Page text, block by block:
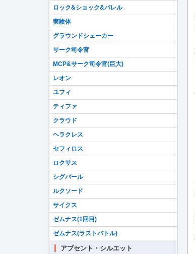
ロック&ショック&バレル
実験体
グラウンドシェーカー
サーク司令官
MCP&サーク司令官(巨大)
レオン
ユフィ
ティファ
クラウド
ヘラクレス
セフィロス
ロクサス
シグバール
ルクソード
サイクス
ゼムナス(1回目)
ゼムナス(ラストバトル)
アブセント・シルエット